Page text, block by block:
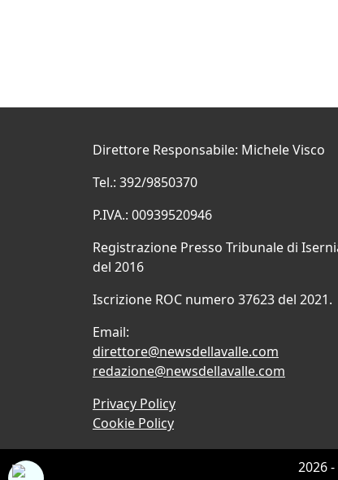
Direttore Responsabile: Michele Visco
Tel.: 392/9850370
P.IVA.: 00939520946
Registrazione Presso Tribunale di
del 2016
Iscrizione ROC numero 37623 del 2021.
Email:
direttore@newsdellavalle.com
redazione@newsdellavalle.com
Privacy Policy
Cookie Policy
2026